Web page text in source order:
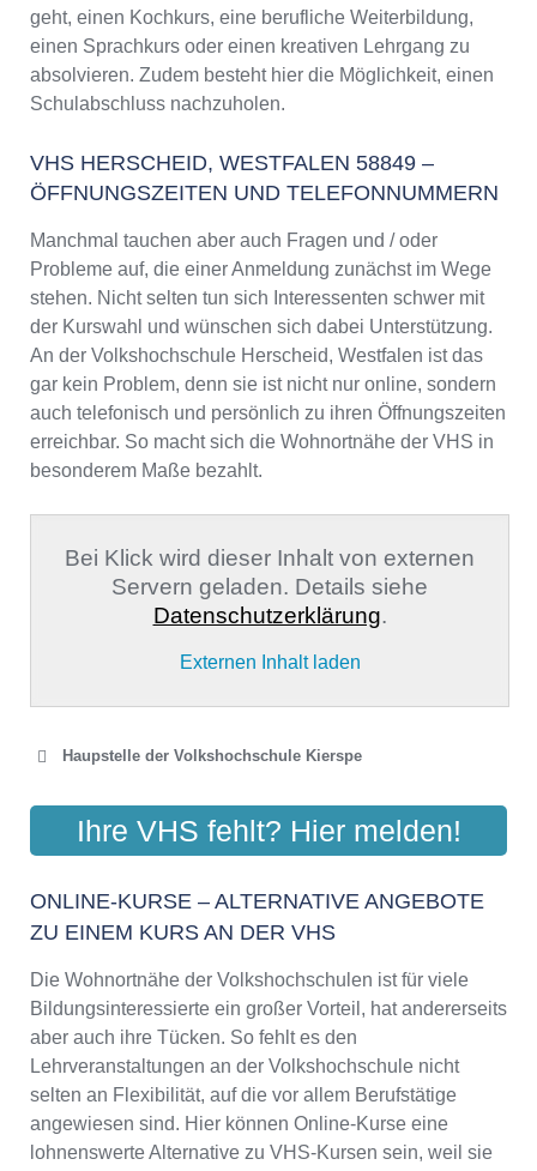
geht, einen Kochkurs, eine berufliche Weiterbildung,
einen Sprachkurs oder einen kreativen Lehrgang zu
absolvieren. Zudem besteht hier die Möglichkeit, einen
Schulabschluss nachzuholen.
VHS HERSCHEID, WESTFALEN 58849 –
ÖFFNUNGSZEITEN UND TELEFONNUMMERN
Manchmal tauchen aber auch Fragen und / oder
Probleme auf, die einer Anmeldung zunächst im Wege
stehen. Nicht selten tun sich Interessenten schwer mit
der Kurswahl und wünschen sich dabei Unterstützung.
An der Volkshochschule Herscheid, Westfalen ist das
gar kein Problem, denn sie ist nicht nur online, sondern
auch telefonisch und persönlich zu ihren Öffnungszeiten
erreichbar. So macht sich die Wohnortnähe der VHS in
besonderem Maße bezahlt.
Bei Klick wird dieser Inhalt von externen
Servern geladen. Details siehe
Datenschutzerklärung.
Externen Inhalt laden
Haupstelle der Volkshochschule Kierspe
VOLKSHOCHSCHULE
VOLMETAL
Aktualisiert: August 2021
Ihre VHS fehlt? Hier melden!
ONLINE-KURSE – ALTERNATIVE ANGEBOTE
ZU EINEM KURS AN DER VHS
Die Wohnortnähe der Volkshochschulen ist für viele
Bildungsinteressierte ein großer Vorteil, hat andererseits
aber auch ihre Tücken. So fehlt es den
Lehrveranstaltungen an der Volkshochschule nicht
selten an Flexibilität, auf die vor allem Berufstätige
angewiesen sind. Hier können Online-Kurse eine
lohnenswerte Alternative zu VHS-Kursen sein, weil sie